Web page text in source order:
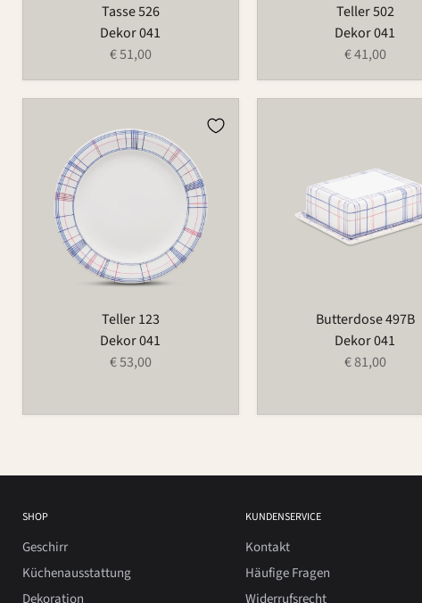
Tasse 526
Dekor 041
€ 51,00
Teller 502
Dekor 041
€ 41,00
Teller 123
Dekor 041
€ 53,00
Butterdose 497B
Dekor 041
€ 81,00
SHOP
Geschirr
Küchenausstattung
Dekoration
KUNDENSERVICE
Kontakt
Häufige Fragen
Widerrufsrecht